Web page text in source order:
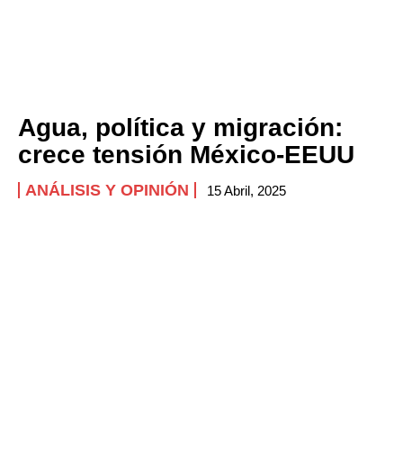
Agua, política y migración:
crece tensión México-EEUU
ANÁLISIS Y OPINIÓN 15 Abril, 2025